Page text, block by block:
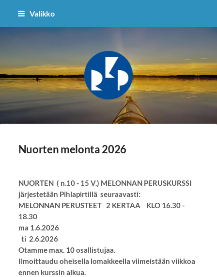
Siirry
Valikko
Ruoveden Kanoottipurjehtijat ry
Nuorten melonta 2026
NUORTEN ( n.10 - 15 V.) MELONNAN PERUSKURSSI
järjestetään Pihlapirtillä seuraavasti:
MELONNAN PERUSTEET 2 KERTAA KLO 16.30 -
18.30
ma 1.6.2026
ti 2.6.2026
Otamme max. 10 osallistujaa.
Ilmoittaudu oheisella lomakkeella viimeistään viikkoa
ennen kurssin alkua.